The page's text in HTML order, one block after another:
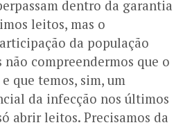
dentro da garantia
leitos, mas o
da população
não compreendermos que o
que temos, sim, um
da infecção nos últimos
abrir leitos. Precisamos da